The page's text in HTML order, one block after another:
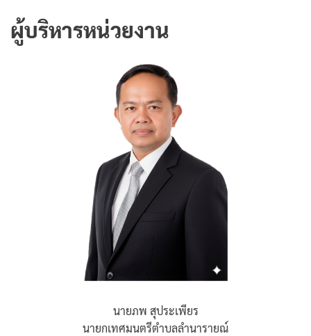
ผู้บริหารหน่วยงาน
นายภพ สุประเพียร
นายกเทศมนตรีตำบลลำนารายณ์